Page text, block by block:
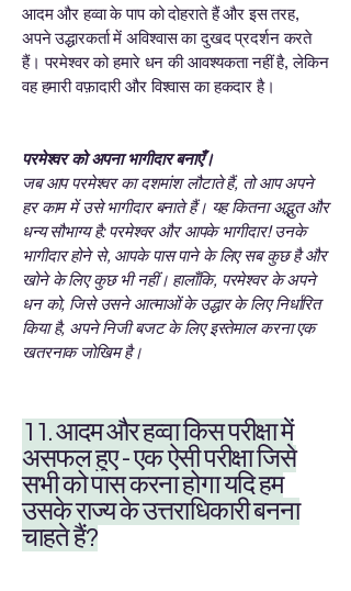
आदम और हव्वा के पाप को दोहराते हैं और इस तरह,
अपने उद्धारकर्ता में अविश्वास का दुखद प्रदर्शन करते
हैं। परमेश्वर को हमारे धन की आवश्यकता नहीं है, लेकिन
वह हमारी वफ़ादारी और विश्वास का हकदार है।
परमेश्वर को अपना भागीदार बनाएँ।
जब आप परमेश्वर का दशमांश लौटाते हैं, तो आप अपने
हर काम में उसे भागीदार बनाते हैं। यह कितना अद्भुत और
धन्य सौभाग्य है: परमेश्वर और आपके भागीदार! उनके
भागीदार होने से, आपके पास पाने के लिए सब कुछ है और
खोने के लिए कुछ भी नहीं। हालाँकि, परमेश्वर के अपने
धन को, जिसे उसने आत्माओं के उद्धार के लिए निर्धारित
किया है, अपने निजी बजट के लिए इस्तेमाल करना एक
खतरनाक जोखिम है।
11. आदम और हव्वा किस परीक्षा में
असफल हुए - एक ऐसी परीक्षा जिसे
सभी को पास करना होगा यदि हम
उसके राज्य के उत्तराधिकारी बनना
चाहते हैं?